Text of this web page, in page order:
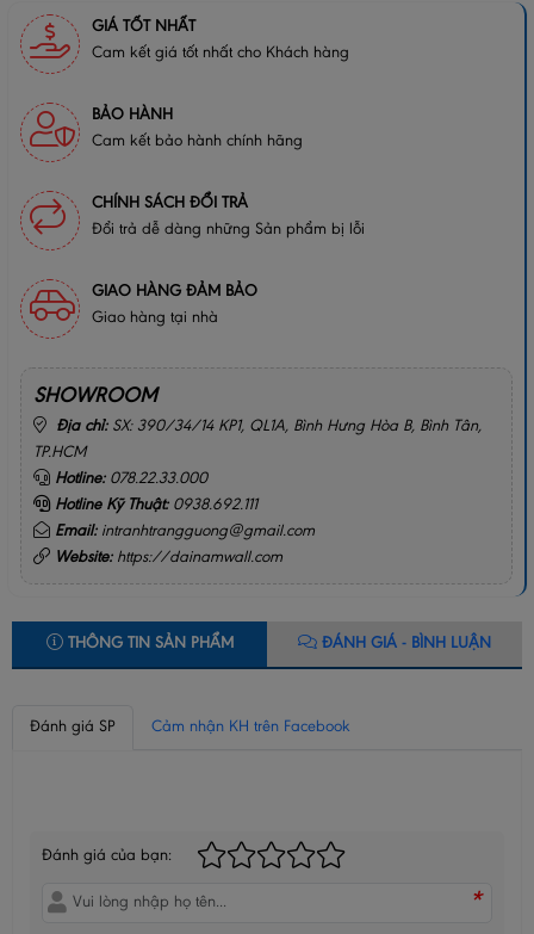
GIÁ TỐT NHẤT
Cam kết giá tốt nhất cho Khách hàng
BẢO HÀNH
Cam kết bảo hành chính hãng
CHÍNH SÁCH ĐỔI TRẢ
Đổi trả dễ dàng những Sản phẩm bị lỗi
GIAO HÀNG ĐẢM BẢO
Giao hàng tại nhà
SHOWROOM
Địa chỉ: SX: 390/34/14 KP1, QL1A, Bình Hưng Hòa B, Bình Tân,
TP.HCM
Hotline: 078.22.33.000
Hotline Kỹ Thuật: 0938.692.111
Email: intranhtrangguong@gmail.com
Website:https://dainamwall.com
THÔNG TIN SẢN PHẨM ĐÁNH GIÁ - BÌNH LUẬN
Đánh giá SP Cảm nhận KH trên Facebook
Đánh giá của bạn:
*